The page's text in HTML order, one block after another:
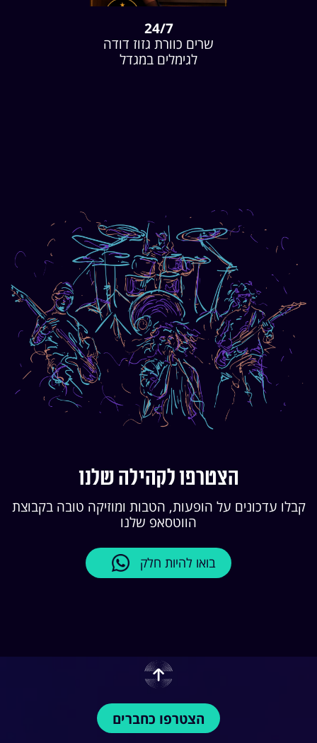
24/7
שרים כוורת גזוז דודה
לגימלים במגדל
הצטרפו לקהילה שלנו
קבלו עדכונים על הופעות, הטבות ומוזיקה טובה בקבוצת
הווטסאפ שלנו
בואו להיות חלק
הצטרפו כחברים